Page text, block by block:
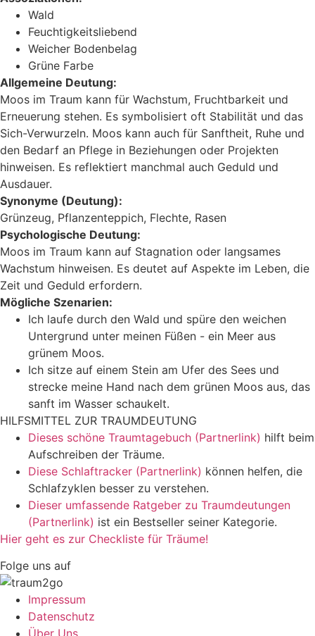
Wald
Feuchtigkeitsliebend
Weicher Bodenbelag
Grüne Farbe
Allgemeine Deutung:
Moos im Traum kann für Wachstum, Fruchtbarkeit und
Erneuerung stehen. Es symbolisiert oft Stabilität und das
Sich-Verwurzeln. Moos kann auch für Sanftheit, Ruhe und
den Bedarf an Pflege in Beziehungen oder Projekten
hinweisen. Es reflektiert manchmal auch Geduld und
Ausdauer.
Synonyme (Deutung):
Grünzeug, Pflanzenteppich, Flechte, Rasen
Psychologische Deutung:
Moos im Traum kann auf Stagnation oder langsames
Wachstum hinweisen. Es deutet auf Aspekte im Leben, die
Zeit und Geduld erfordern.
Mögliche Szenarien:
Ich laufe durch den Wald und spüre den weichen
Untergrund unter meinen Füßen - ein Meer aus
grünem Moos.
Ich sitze auf einem Stein am Ufer des Sees und
strecke meine Hand nach dem grünen Moos aus, das
sanft im Wasser schaukelt.
HILFSMITTEL ZUR TRAUMDEUTUNG
Dieses schöne Traumtagebuch (Partnerlink) hilft beim
Aufschreiben der Träume.
Diese Schlaftracker (Partnerlink) können helfen, die
Schlafzyklen besser zu verstehen.
Dieser umfassende Ratgeber zu Traumdeutungen
(Partnerlink) ist ein Bestseller seiner Kategorie.
Hier geht es zur Checkliste für Träume!
Folge uns auf
Impressum
Datenschutz